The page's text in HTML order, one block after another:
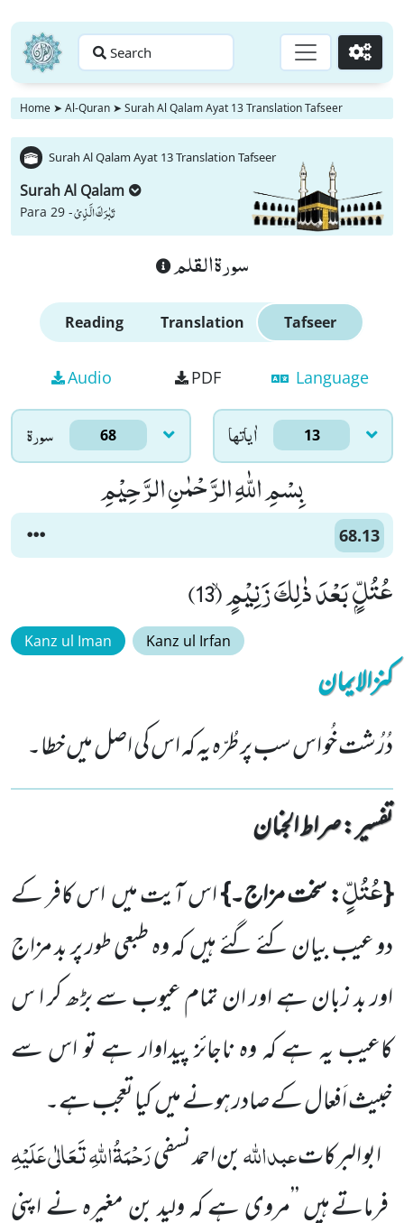
Search Go
Home ➤ Al-Quran ➤ Surah Al Qalam Ayat 13 Translation Tafseer
Surah Al Qalam Ayat 13 Translation Tafseer
Surah Al Qalam
Para 29 -تَبٰرَكَ الَّذِیْ
سورة القلم
Reading Translation Tafseer
Audio PDF Language
سورۃ 68 اٰياتها 13
بِسْمِ اللّٰهِ الرَّحْمٰنِ الرَّحِیْمِ
68.13
عُتُلٍّۭ بَعْدَ ذٰلِكَ زَنِیْمٍۙ (13)
Kanz ul Iman Kanz ul Irfan
کنزالایمان
دُرُشت خُو اس سب پر طُرّہ یہ کہ اس کی اصل میں خطا۔
تفسیر : ‎صراط الجنان
{عُتُلٍّ: سخت مزاج۔}اس آیت میںاس کافر کے
دو عیب بیان کئے گئے ہیںکہ وہ طبعی طور پر بد مزاج
اور بد زبان ہے اور ان تمام عیوب سے بڑھ کر ا س
کاعیب یہ ہے کہ وہ ناجائز پیداوار ہے تو اس سے
خبیث اَفعال کے صادر ہونے میںکیا تعجب ہے۔
ابو البرکاتعبداللّٰہبن احمد نسفیرَحْمَۃُاللّٰہِ تَعَالٰی عَلَیْہِ
فرماتے ہیں ’’مروی ہے کہ ولید بن مغیرہ نے اپنی